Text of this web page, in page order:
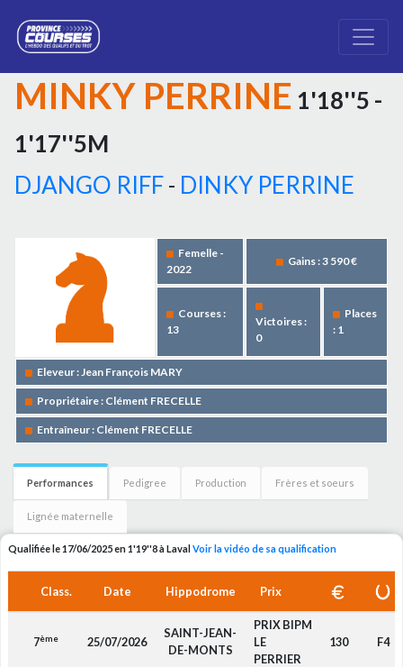
MINKY PERRINE 1'18''5 -
1'17''5M
DJANGO RIFF- DINKY PERRINE
Femelle -
2022
Gains : 3 590 €
Courses :
13
Victoires :
0
Places
: 1
Eleveur : Jean François MARY
Propriétaire : Clément FRECELLE
Entraîneur : Clément FRECELLE
Performances Pedigree Production Frères et soeurs
Lignée maternelle
Qualifiée le 17/06/2025 en 1'19''8 à LavalVoir la vidéo de sa qualification
Class. Date Hippodrome Prix
7ème 25/07/2026
SAINT-JEAN-
DE-MONTS
PRIX BIPM
LE
PERRIER
130 F4